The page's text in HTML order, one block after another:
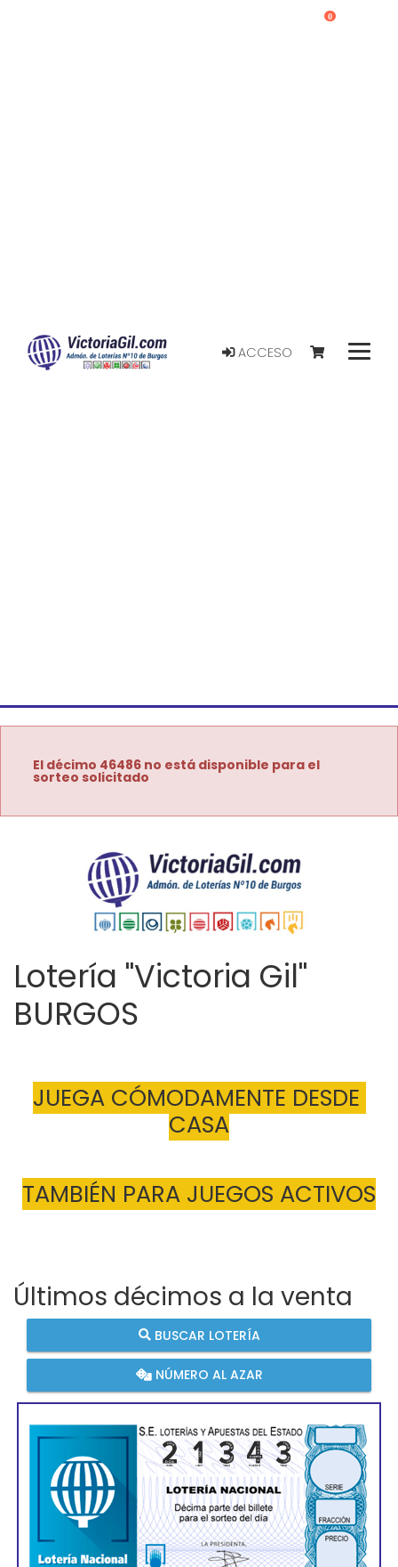
ACCESO
0
El décimo 46486 no está disponible para el
sorteo solicitado
Lotería "Victoria Gil"
BURGOS
JUEGA CÓMODAMENTE DESDE
CASA
TAMBIÉN PARA JUEGOS ACTIVOS
Últimos décimos a la venta
BUSCAR LOTERÍA
NÚMERO AL AZAR